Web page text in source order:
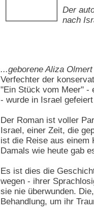
Der
nach
...geborene Aliza
Verfechter der
"Ein Stück vom Meer" -
- wurde in Israel
Der Roman ist voller
Israel, einer Zeit, die
ist die Reise aus einem
Damals wie heute gab
Es ist dies die
wegen - ihrer
sie nie überwunden.
Behandlung, um ihr